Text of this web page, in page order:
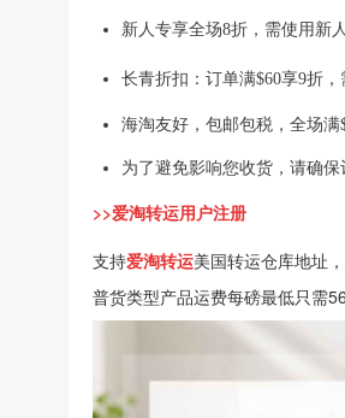
新人专享全场8折，需使用新
长青折扣：订单满$60享9折
海淘友好，包邮包税，全场满
为了避免影响您收货，请确
>>爱淘转运用户注册
支持爱淘转运美国转运仓库地址
普货类型产品运费每磅最低只需